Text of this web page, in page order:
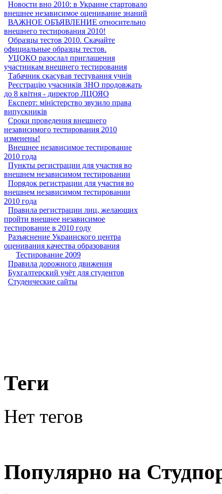
Новости вно 2010: в Украине стартовало
внешнее независимое оценивание знаний
ВАЖНОЕ ОБЪЯВЛЕНИЕ относительно
внешнего тестирования 2010!
Образцы тестов 2010. Скачайте
официальные образцы тестов.
УЦОКО разослал приглашения
участникам внешнего тестирования
Табачник скасував тестування учнів
Реєстрацію учасників ЗНО продовжать
до 8 квітня - директор ЛЦОЯО
Експерт: міністерство звузило права
випускників
Сроки проведения внешнего
независимого тестирования 2010
изменены!
Внешнее независимое тестирование
2010 года
Пункты регистрации для участия во
внешнем независимом тестировании
Порядок регистрации для участия во
внешнем независимом тестировании
2010 года
Правила регистрации лиц, желающих
пройти внешнее независимое
тестирование в 2010 году
Разъяснение Украинского центра
оценивания качества образования
Тестирование 2009
Правила дорожного движения
Бухгалтерский учёт для студентов
Студенческие сайты
Теги
Нет тегов
Популярно на